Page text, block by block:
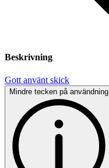
Beskrivning
Gott använt skick
Mindre tecken på användning